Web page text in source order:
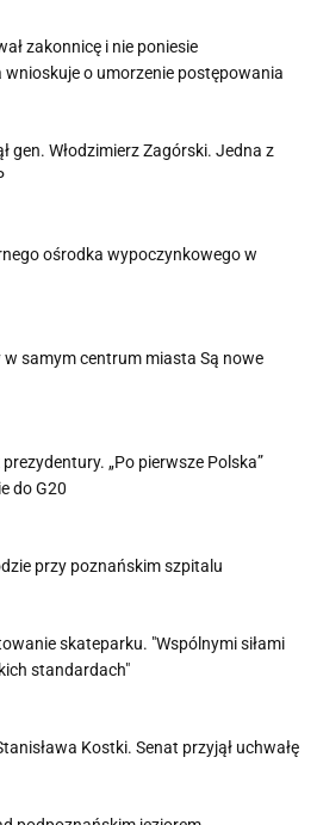
zakonnicę i nie poniesie
o umorzenie postępowania
gen. Włodzimierz Zagórski. Jedna z
ośrodka wypoczynkowego w
samym centrum miasta Są nowe
„Po pierwsze Polska”
do G20
przy poznańskim szpitalu
skateparku. "Wspólnymi siłami
standardach"
Kostki. Senat przyjął uchwałę